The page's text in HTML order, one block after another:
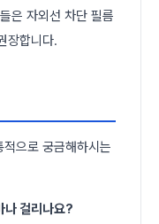
은 자외선 차단 필름
장합니다.
으로 궁금해하시는
나 걸리나요?